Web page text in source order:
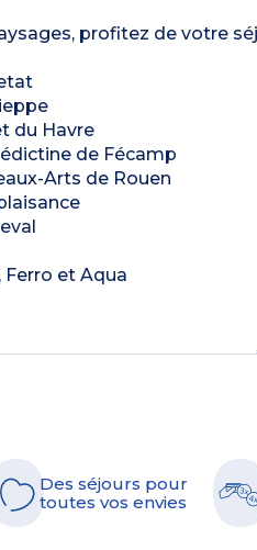
profitez de votre
du Havre
de Fécamp
Arts de Rouen
Ferro et Aqua
Des séjours pour
toutes vos envies